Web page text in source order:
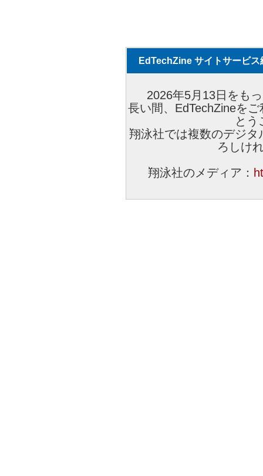
EdTechZine サイトサービス
2026年5月13日をも
長い間、EdTechZineを
とう
翔泳社では複数のデジ
ろしけ
翔泳社のメディア：